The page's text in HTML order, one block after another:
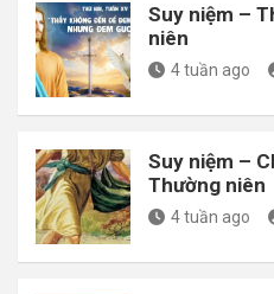
Suy niệm –
niên
4 tuần ago
Suy niệm –
Thường niên
4 tuần ago